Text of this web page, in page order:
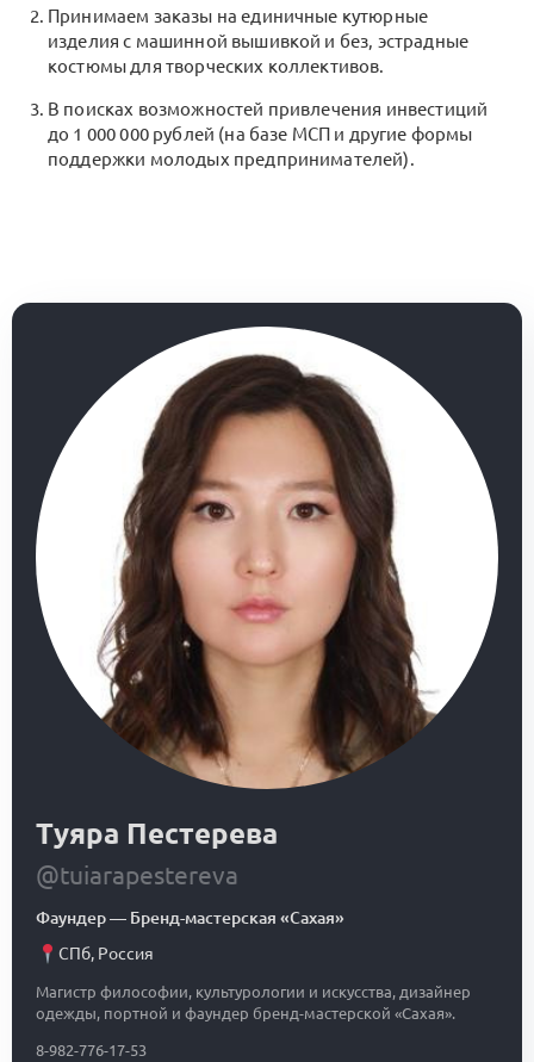
Принимаем заказы на единичные кутюрные
изделия с машинной вышивкой и без, эстрадные
костюмы для творческих коллективов.
В поисках возможностей привлечения инвестиций
до 1 000 000 рублей (на базе МСП и другие формы
поддержки молодых предпринимателей).
Туяра Пестерева
@tuiarapestereva
Фаундер— Бренд-мастерская «Сахая»
СПб, Россия
Магистр философии, культурологии и искусства, дизайнер
одежды, портной и фаундер бренд-мастерской «Сахая».
8-982-776-17-53